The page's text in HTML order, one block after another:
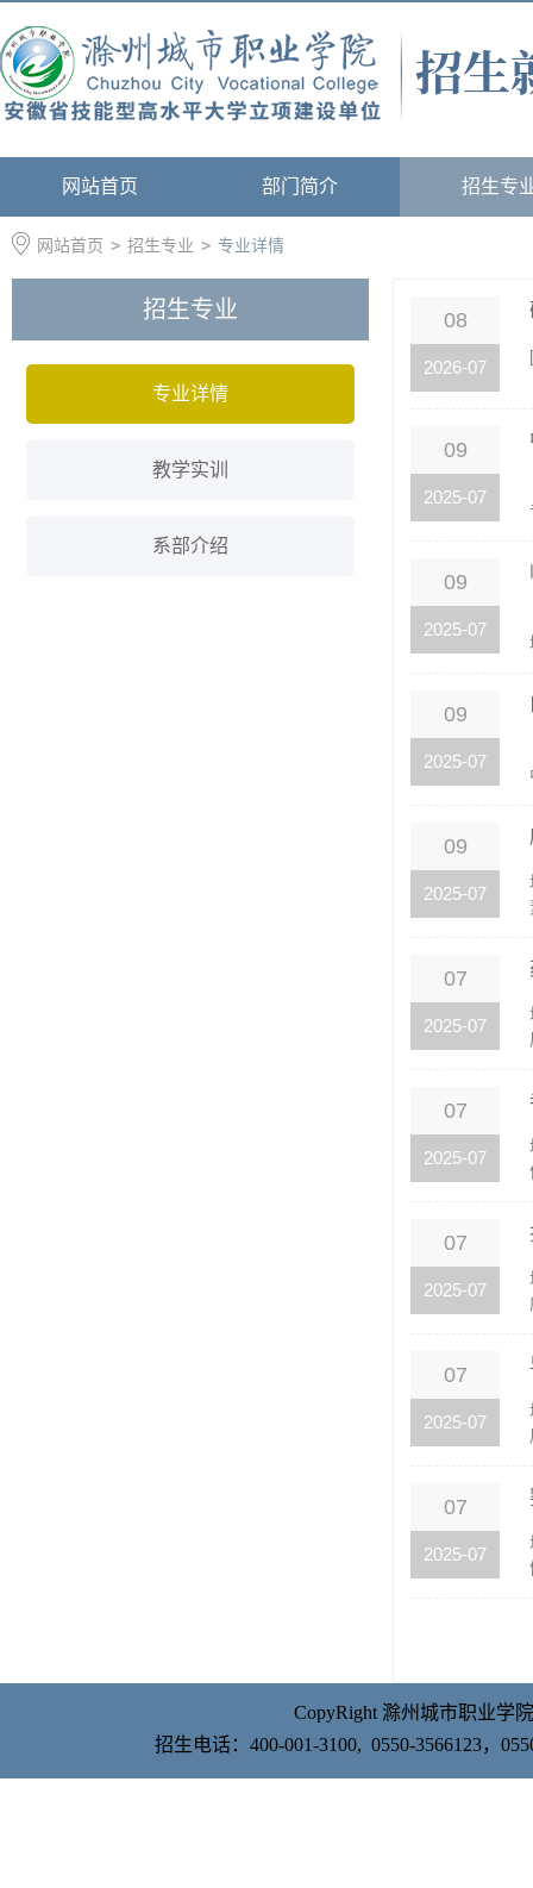
网站首页 部门简介 招生专
网站首页 > 招生专业 > 专业详情
招生专业
专业详情
教学实训
系部介绍
08
2026-07
[
09
2025-07
09
2025-07
09
2025-07
09
2025-07
07
2025-07
07
2025-07
07
2025-07
07
2025-07
07
2025-07
CopyRight 滁州城市职业学
招生电话：400-001-3100, 0550-3566123，